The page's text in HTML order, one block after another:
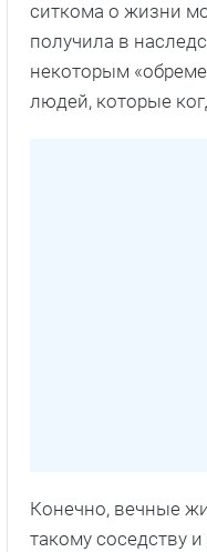
ситкома о жизни
получила в
некоторым
людей, которые
Конечно, вечные
такому соседству